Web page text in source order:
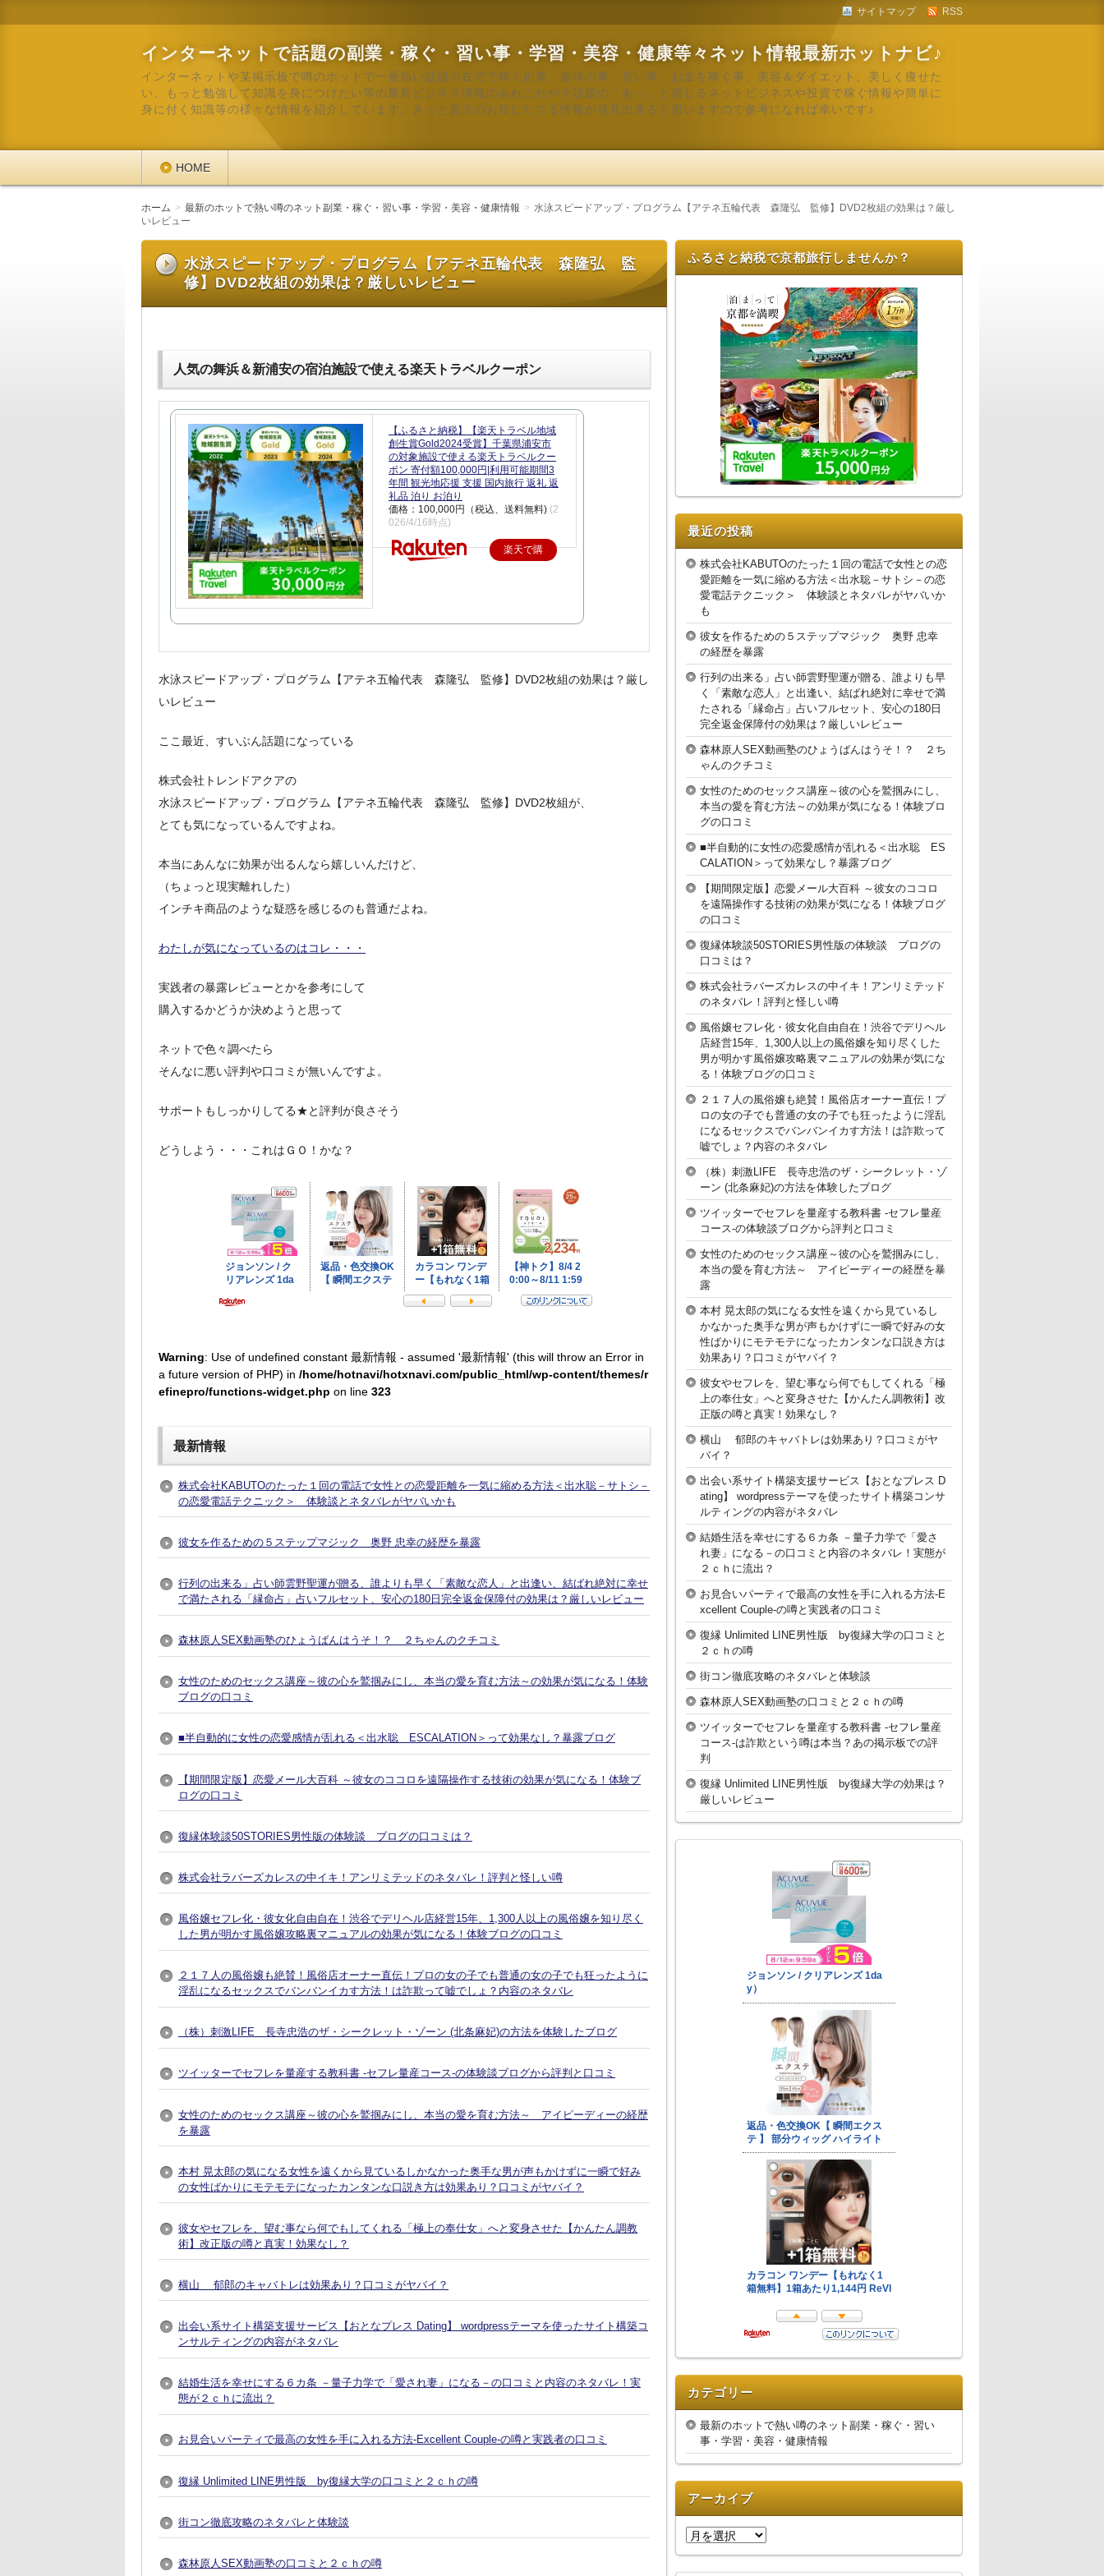
サイトマップ RSS
インターネットで話題の副業・稼ぐ・習い事・学習・美容・健康等々ネット情報最新ホットナビ♪
インターネットや某掲示板で噂のホットで一番熱い話題の在宅で稼ぐ副業、趣味の事、習い事、お金を稼ぐ事、美容＆ダイエット、美しく痩せた
い、もっと勉強して知識を身につけたい等の最新ビジネス情報のあれこれや今話題の「あっ」と感じるネットビジネスや投資で稼ぐ情報や簡単に
身に付く知識等の様々な情報を紹介しています。きっと貴方のお役にたてる情報が発見出来ると思いますので参考になれば幸いです♪
HOME
ホーム 最新のホットで熱い噂のネット副業・稼ぐ・習い事・学習・美容・健康情報
水泳スピードアップ・プログラム【アテネ五輪代表 森隆弘 監修】DVD2枚組の効果は？厳し
いレビュー
水泳スピードアップ・プログラム【アテネ五輪代表 森隆弘 監
修】DVD2枚組の効果は？厳しいレビュー
人気の舞浜＆新浦安の宿泊施設で使える楽天トラベルクーポン
【ふるさと納税】【楽天トラベル地域
創生賞Gold2024受賞】千葉県浦安市
の対象施設で使える楽天トラベルクー
ポン 寄付額100,000円|利用可能期間3
年間 観光地応援 支援 国内旅行 返礼 返
礼品 泊り お泊り
価格：100,000円（税込、送料無料) (2
026/4/16時点)
楽天で購
水泳スピードアップ・プログラム【アテネ五輪代表 森隆弘 監修】DVD2枚組の効果は？厳し
いレビュー
ここ最近、すいぶん話題になっている
株式会社トレンドアクアの
水泳スピードアップ・プログラム【アテネ五輪代表 森隆弘 監修】DVD2枚組が、
とても気になっているんですよね。
本当にあんなに効果が出るんなら嬉しいんだけど、
（ちょっと現実離れした）
インチキ商品のような疑惑を感じるのも普通だよね。
わたしが気になっているのはコレ・・・
実践者の暴露レビューとかを参考にして
購入するかどうか決めようと思って
ネットで色々調べたら
そんなに悪い評判や口コミが無いんですよ。
サポートもしっかりしてる★と評判が良さそう
どうしよう・・・これはＧＯ！かな？
Warning: Use of undefined constant 最新情報 - assumed '最新情報' (this will throw an Error in
a future version of PHP) in /home/hotnavi/hotxnavi.com/public_html/wp-content/themes/r
efinepro/functions-widget.php on line 323
最新情報
株式会社KABUTOのたった１回の電話で女性との恋愛距離を一気に縮める方法＜出水聡－サトシ－
の恋愛電話テクニック＞ 体験談とネタバレがヤバいかも
彼女を作るための５ステップマジック 奥野 忠幸の経歴を暴露
行列の出来る」占い師雲野聖運が贈る、誰よりも早く「素敵な恋人」と出逢い、結ばれ絶対に幸せ
で満たされる「縁命占」占いフルセット、安心の180日完全返金保障付の効果は？厳しいレビュー
森林原人SEX動画塾のひょうばんはうそ！？ ２ちゃんのクチコミ
女性のためのセックス講座～彼の心を鷲掴みにし、本当の愛を育む方法～の効果が気になる！体験
ブログの口コミ
■半自動的に女性の恋愛感情が乱れる＜出水聡 ESCALATION＞って効果なし？暴露ブログ
【期間限定版】恋愛メール大百科 ～彼女のココロを遠隔操作する技術の効果が気になる！体験ブ
ログの口コミ
復縁体験談50STORIES男性版の体験談 ブログの口コミは？
株式会社ラバーズカレスの中イキ！アンリミテッドのネタバレ！評判と怪しい噂
風俗嬢セフレ化・彼女化自由自在！渋谷でデリヘル店経営15年、1,300人以上の風俗嬢を知り尽く
した男が明かす風俗嬢攻略裏マニュアルの効果が気になる！体験ブログの口コミ
２１７人の風俗嬢も絶賛！風俗店オーナー直伝！プロの女の子でも普通の女の子でも狂ったように
淫乱になるセックスでバンバンイカす方法！は詐欺って嘘でしょ？内容のネタバレ
（株）刺激LIFE 長寺忠浩のザ・シークレット・ゾーン (北条麻妃)の方法を体験したブログ
ツイッターでセフレを量産する教科書 -セフレ量産コース-の体験談ブログから評判と口コミ
女性のためのセックス講座～彼の心を鷲掴みにし、本当の愛を育む方法～ アイピーディーの経歴
を暴露
本村 晃太郎の気になる女性を遠くから見ているしかなかった奥手な男が声もかけずに一瞬で好み
の女性ばかりにモテモテになったカンタンな口説き方は効果あり？口コミがヤバイ？
彼女やセフレを、望む事なら何でもしてくれる「極上の奉仕女」へと変身させた【かんたん調教
術】改正版の噂と真実！効果なし？
横山 郁郎のキャバトレは効果あり？口コミがヤバイ？
出会い系サイト構築支援サービス【おとなプレス Dating】 wordpressテーマを使ったサイト構築コ
ンサルティングの内容がネタバレ
結婚生活を幸せにする６カ条 －量子力学で「愛され妻」になる－の口コミと内容のネタバレ！実
態が２ｃｈに流出？
お見合いパーティで最高の女性を手に入れる方法-Excellent Couple-の噂と実践者の口コミ
復縁 Unlimited LINE男性版 by復縁大学の口コミと２ｃｈの噂
街コン徹底攻略のネタバレと体験談
森林原人SEX動画塾の口コミと２ｃｈの噂
ふるさと納税で京都旅行しませんか？
最近の投稿
株式会社KABUTOのたった１回の電話で女性との恋
愛距離を一気に縮める方法＜出水聡－サトシ－の恋
愛電話テクニック＞ 体験談とネタバレがヤバいか
も
彼女を作るための５ステップマジック 奥野 忠幸
の経歴を暴露
行列の出来る」占い師雲野聖運が贈る、誰よりも早
く「素敵な恋人」と出逢い、結ばれ絶対に幸せで満
たされる「縁命占」占いフルセット、安心の180日
完全返金保障付の効果は？厳しいレビュー
森林原人SEX動画塾のひょうばんはうそ！？ ２ち
ゃんのクチコミ
女性のためのセックス講座～彼の心を鷲掴みにし、
本当の愛を育む方法～の効果が気になる！体験ブロ
グの口コミ
■半自動的に女性の恋愛感情が乱れる＜出水聡 ES
CALATION＞って効果なし？暴露ブログ
【期間限定版】恋愛メール大百科 ～彼女のココロ
を遠隔操作する技術の効果が気になる！体験ブログ
の口コミ
復縁体験談50STORIES男性版の体験談 ブログの
口コミは？
株式会社ラバーズカレスの中イキ！アンリミテッド
のネタバレ！評判と怪しい噂
風俗嬢セフレ化・彼女化自由自在！渋谷でデリヘル
店経営15年、1,300人以上の風俗嬢を知り尽くした
男が明かす風俗嬢攻略裏マニュアルの効果が気にな
る！体験ブログの口コミ
２１７人の風俗嬢も絶賛！風俗店オーナー直伝！プ
ロの女の子でも普通の女の子でも狂ったように淫乱
になるセックスでバンバンイカす方法！は詐欺って
嘘でしょ？内容のネタバレ
（株）刺激LIFE 長寺忠浩のザ・シークレット・ゾ
ーン (北条麻妃)の方法を体験したブログ
ツイッターでセフレを量産する教科書 -セフレ量産
コース-の体験談ブログから評判と口コミ
女性のためのセックス講座～彼の心を鷲掴みにし、
本当の愛を育む方法～ アイピーディーの経歴を暴
露
本村 晃太郎の気になる女性を遠くから見ているし
かなかった奥手な男が声もかけずに一瞬で好みの女
性ばかりにモテモテになったカンタンな口説き方は
効果あり？口コミがヤバイ？
彼女やセフレを、望む事なら何でもしてくれる「極
上の奉仕女」へと変身させた【かんたん調教術】改
正版の噂と真実！効果なし？
横山 郁郎のキャバトレは効果あり？口コミがヤ
バイ？
出会い系サイト構築支援サービス【おとなプレス D
ating】 wordpressテーマを使ったサイト構築コンサ
ルティングの内容がネタバレ
結婚生活を幸せにする６カ条 －量子力学で「愛さ
れ妻」になる－の口コミと内容のネタバレ！実態が
２ｃｈに流出？
お見合いパーティで最高の女性を手に入れる方法-E
xcellent Couple-の噂と実践者の口コミ
復縁 Unlimited LINE男性版 by復縁大学の口コミと
２ｃｈの噂
街コン徹底攻略のネタバレと体験談
森林原人SEX動画塾の口コミと２ｃｈの噂
ツイッターでセフレを量産する教科書 -セフレ量産
コース-は詐欺という噂は本当？あの掲示板での評
判
復縁 Unlimited LINE男性版 by復縁大学の効果は？
厳しいレビュー
カテゴリー
最新のホットで熱い噂のネット副業・稼ぐ・習い
事・学習・美容・健康情報
アーカイブ
ア